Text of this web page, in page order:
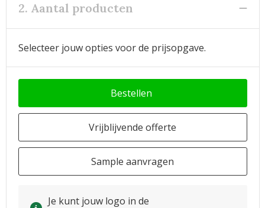
2. Aantal producten
Selecteer jouw opties voor de prijsopgave.
Bestellen
Vrijblijvende offerte
Sample aanvragen
Je kunt jouw logo in de